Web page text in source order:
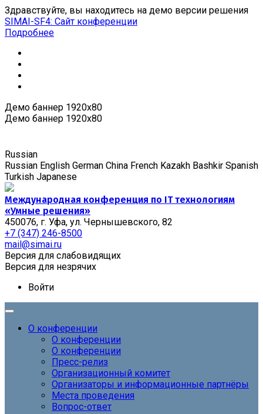
Здравствуйте, вы находитесь на демо версии решения
SIMAI-SF4: Сайт конференции
Подробнее
Демо баннер 1920x80
Демо баннер 1920x80
Russian
Russian English German China French Kazakh Bashkir Spanish
Turkish Japanese
Международная конференция по IT технологиям
«Умные решения»
450076, г. Уфа, ул. Чернышевского, 82
+7 (347) 246-8500
mail@simai.ru
Версия для слабовидящих
Версия для незрячих
Войти
О конференции
О конференции
О конференции
Пресс-релиз
Организационный комитет
Организаторы и информационные партнёры
Места проведения
Вопрос-ответ